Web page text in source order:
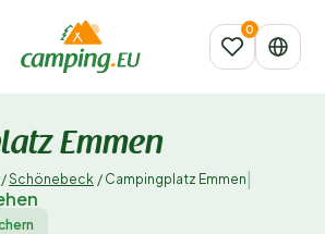
Emmen
/Schönebeck / Campingplatz Emmen